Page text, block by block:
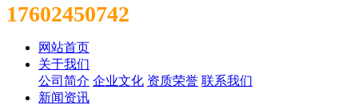
17602450742
网站首页
关于我们
公司简介 企业文化 资质荣誉 联系我们
新闻资讯